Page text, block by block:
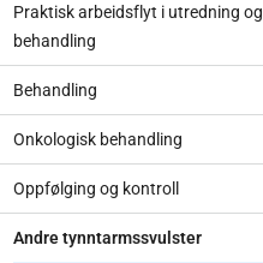
Praktisk arbeidsflyt i utredning og
behandling
Behandling
Onkologisk behandling
Oppfølging og kontroll
Andre tynntarmssvulster